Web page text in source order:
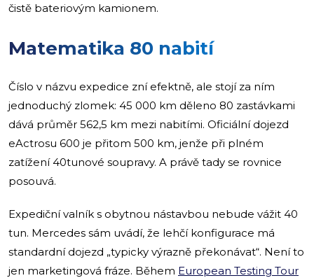
čistě bateriovým kamionem.
Matematika 80 nabití
Číslo v názvu expedice zní efektně, ale stojí za ním
jednoduchý zlomek: 45 000 km děleno 80 zastávkami
dává průměr 562,5 km mezi nabitími. Oficiální dojezd
eActrosu 600 je přitom 500 km, jenže při plném
zatížení 40tunové soupravy. A právě tady se rovnice
posouvá.
Expediční valník s obytnou nástavbou nebude vážit 40
tun. Mercedes sám uvádí, že lehčí konfigurace má
standardní dojezd „typicky výrazně překonávat“. Není to
jen marketingová fráze. Během European Testing Tour